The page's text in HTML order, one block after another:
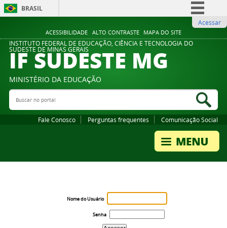
ACESSIBILIDADE ALTO CONTRASTE MAPA DO SITE
BRASIL
Comunica BR
Participe
Legislação
Acessar
INSTITUTO FEDERAL DE EDUCAÇÃO, CIÊNCIA E TECNOLOGIA DO
SUDESTE DE MINAS GERAIS
IF SUDESTE MG
MINISTÉRIO DA EDUCAÇÃO
Buscar no portal
Fale Conosco Perguntas frequentes Comunicação Social
Nome do Usuário
Senha